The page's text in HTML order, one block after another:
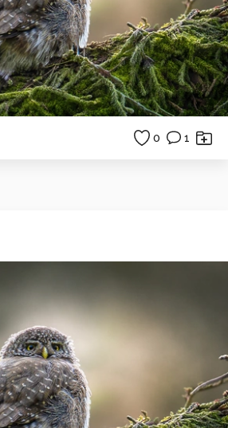
0 1